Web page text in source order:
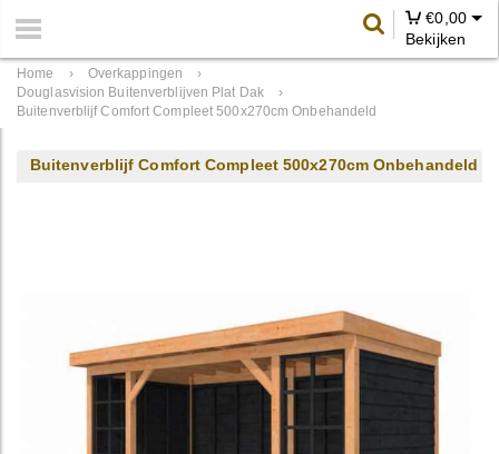
€0,00
Bekijken
Home › Overkappingen
›
Douglasvision Buitenverblijven Plat Dak
›
Buitenverblijf Comfort Compleet 500x270cm Onbehandeld
Buitenverblijf Comfort Compleet 500x270cm Onbehandeld